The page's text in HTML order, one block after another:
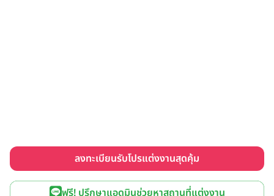
ลงทะเบียนรับโปรแต่งงานสุดคุ้ม
ฟรี! ปรึกษาแอดมินช่วยหาสถานที่แต่งงาน